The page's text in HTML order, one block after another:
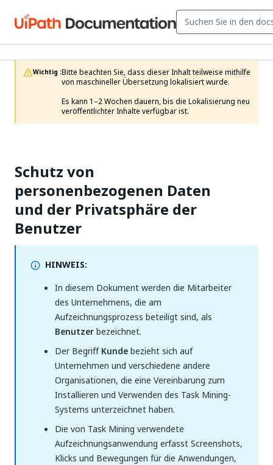
Wichtig :Bitte beachten Sie, dass dieser Inhalt teilweise mithilfe
von maschineller Übersetzung lokalisiert wurde.
Es kann 1–2 Wochen dauern, bis die Lokalisierung neu
veröffentlichter Inhalte verfügbar ist.
Schutz von
personenbezogenen Daten
und der Privatsphäre der
Benutzer
HINWEIS:
In diesem Dokument werden die Mitarbeiter
des Unternehmens, die am
Aufzeichnungsprozess beteiligt sind, als
Benutzerbezeichnet.
Der BegriffKundebezieht sich auf
Unternehmen und verschiedene andere
Organisationen, die eine Vereinbarung zum
Installieren und Verwenden des Task Mining-
Systems unterzeichnet haben.
Die von Task Mining verwendete
Aufzeichnungsanwendung erfasst Screenshots,
Klicks und Bewegungen für die Anwendungen,